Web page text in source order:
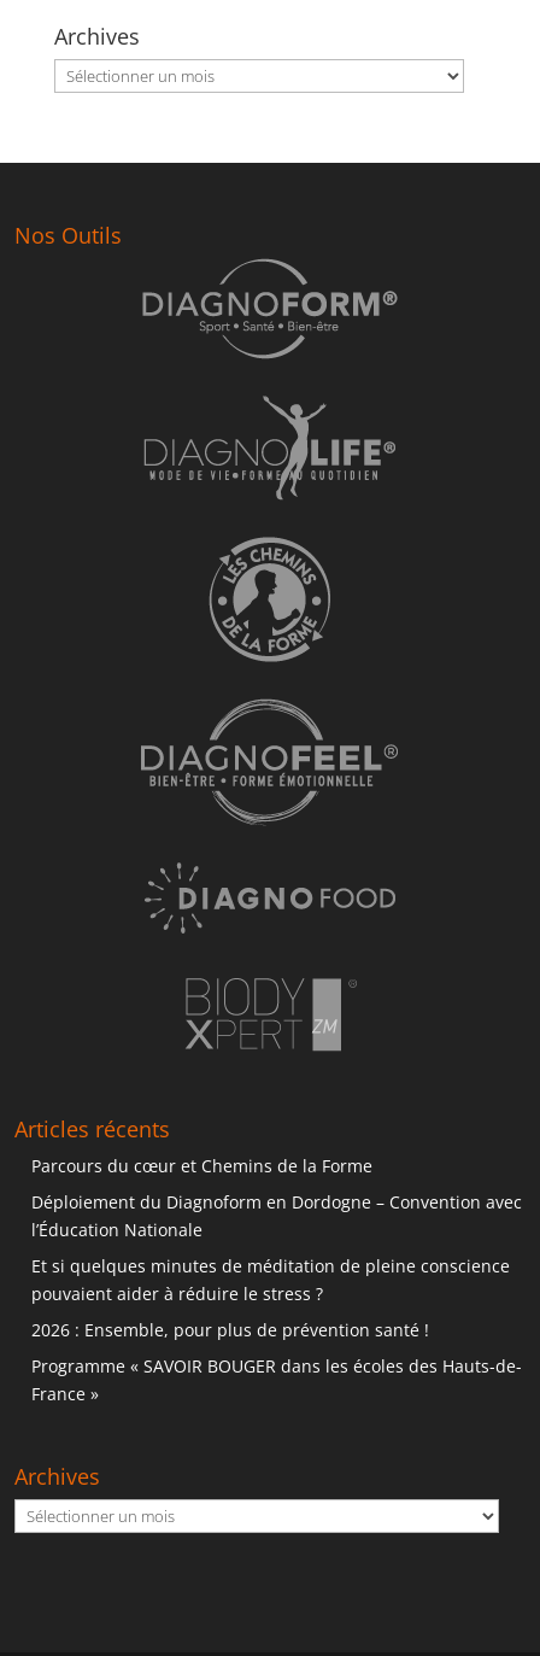
Archives
Archives
Nos Outils
Articles récents
Parcours du cœur et Chemins de la Forme
Déploiement du Diagnoform en Dordogne – Convention avec
l’Éducation Nationale
Et si quelques minutes de méditation de pleine conscience
pouvaient aider à réduire le stress ?
2026 : Ensemble, pour plus de prévention santé !
Programme « SAVOIR BOUGER dans les écoles des Hauts-de-
France »
Archives
Archives